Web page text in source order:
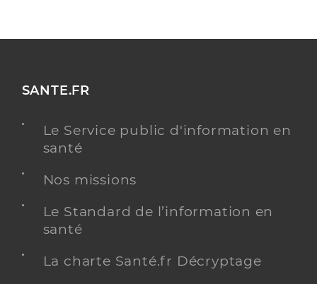
SANTE.FR
Le Service public d'information en
santé
Nos missions
Le Standard de l’information en
santé
La charte Santé.fr Décryptage